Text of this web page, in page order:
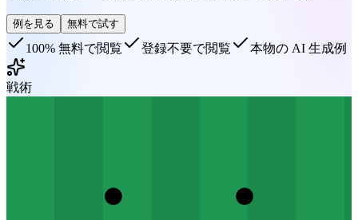
例を見る 無料で試す
100% 無料で閲覧 登録不要で閲覧 本物の AI 生成例
戦術